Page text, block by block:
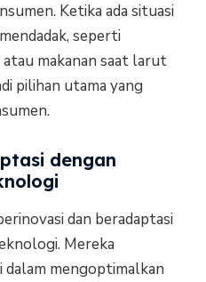
Ketika ada situasi
seperti
makanan saat larut
pilihan utama yang
dengan
dan beradaptasi
Mereka
mengoptimalkan